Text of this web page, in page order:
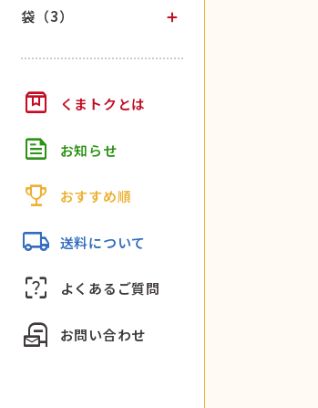
袋（3）
box くまトクとは
feed お知らせ
trophy おすすめ順
local_shipping 送料について
indeterminate_question_box よくあるご質問
local_post_office お問い合わせ